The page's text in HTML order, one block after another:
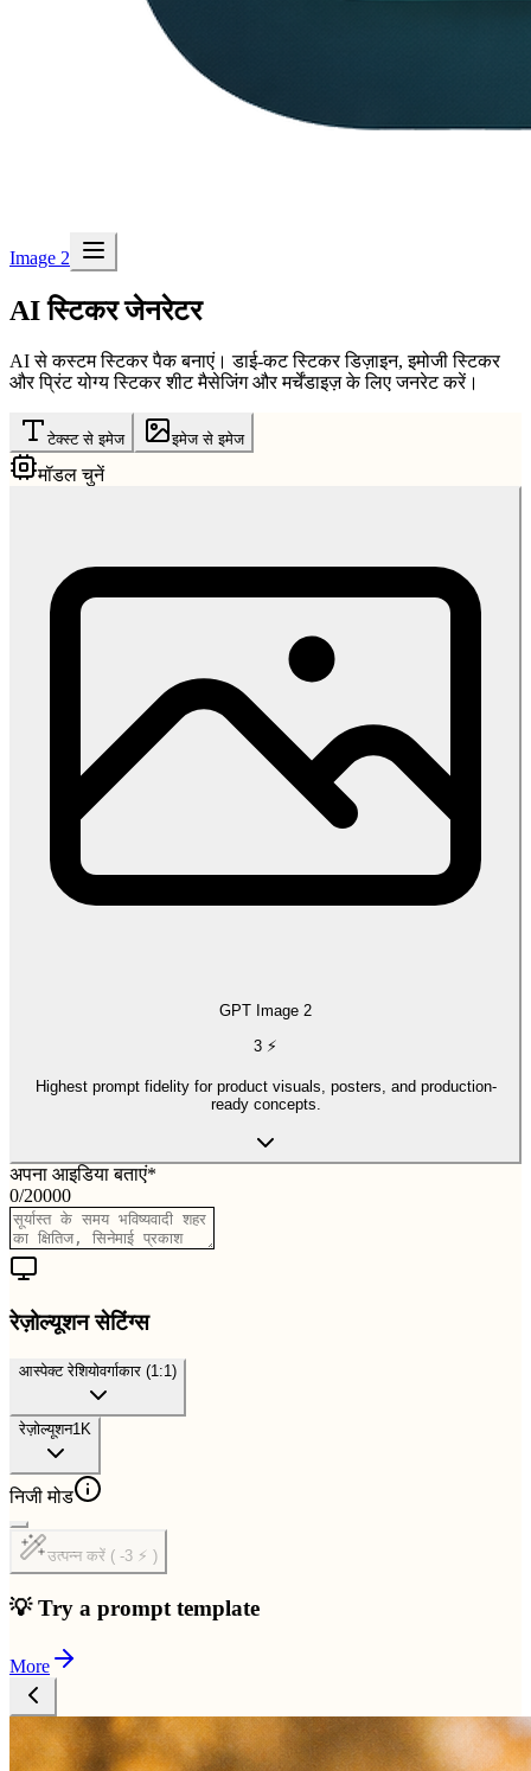
Image 2
AI स्टिकर जेनरेटर
AI से कस्टम स्टिकर पैक बनाएं। डाई-कट स्टिकर डिज़ाइन, इमोजी स्टिकर
और प्रिंट योग्य स्टिकर शीट मैसेजिंग और मर्चेंडाइज़ के लिए जनरेट करें।
टेक्स्ट से इमेज इमेज से इमेज
मॉडल चुनें
GPT Image 2
3 ⚡
Highest prompt fidelity for product visuals, posters, and production-
ready concepts.
अपना आइडिया बताएं*
0/20000
रेज़ोल्यूशन सेटिंग्स
आस्पेक्ट रेशियोवर्गाकार (1:1)
रेज़ोल्यूशन1K
निजी मोड
उत्पन्न करें ( -3 ⚡ )
💡 Try a prompt template
More